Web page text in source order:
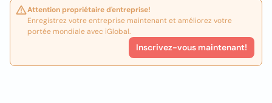
Attention propriétaire d'entreprise!
Enregistrez votre entreprise maintenant et améliorez votre
portée mondiale avec iGlobal.
Inscrivez-vous maintenant!